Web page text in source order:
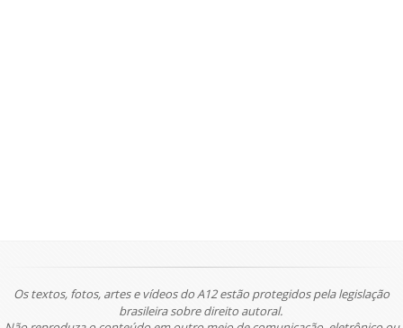
Os textos, fotos, artes e vídeos do A12 estão protegidos pela legislação
brasileira sobre direito autoral.